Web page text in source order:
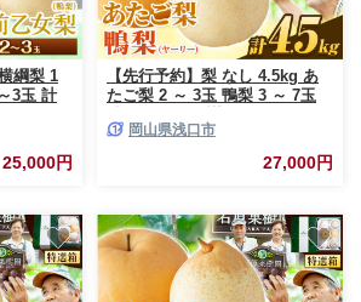
綱梨 1
3玉 計
予定》
ルーツ 梨
梨
25,000円
【先行予約】梨 なし 4.5kg あ
たご梨 2 ～ 3玉 鴨梨 3 ～ 7玉
ツ 果物 新鮮《2026年11月中
旬-12月下旬頃より発送予定》岡
山県 浅口市 果物 フルーツ 梨
岡山県浅口市
27,000円